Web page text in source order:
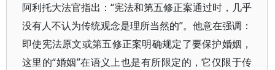
阿利托大法官指出：“宪法和第五修正案通过时，几乎
没有人不认为传统观念是理所当然的”。他意在强调：
即使宪法原文或第五修正案明确规定了要保护婚姻，
这里的“婚姻”在语义上也是有所限定的，它仅限于传